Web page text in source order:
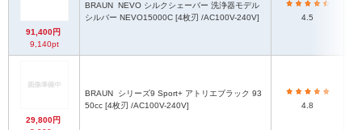
91,400円
9,140pt
BRAUN
シルバー NEVO15000C [4枚刃 /AC100V-240V]
4.5
29,800円
BRAUN
50cc [4枚刃 /AC100V-240V]
4.8